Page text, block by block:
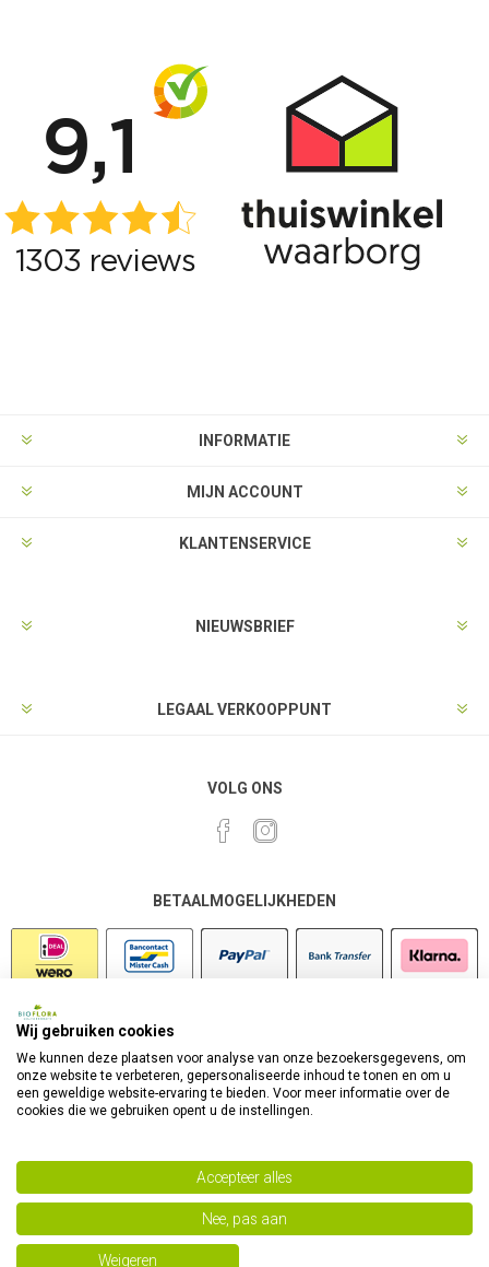
INFORMATIE
MIJN ACCOUNT
KLANTENSERVICE
NIEUWSBRIEF
LEGAAL VERKOOPPUNT
VOLG ONS
BETAALMOGELIJKHEDEN
Powered bynopCommerce
Copyright 2026 Bioflora Health Products. Alle rechten
Wij gebruiken cookies
We kunnen deze plaatsen voor analyse van onze bezoekersgegevens, om
onze website te verbeteren, gepersonaliseerde inhoud te tonen en om u
een geweldige website-ervaring te bieden. Voor meer informatie over de
cookies die we gebruiken opent u de instellingen.
Accepteer alles
Nee, pas aan
Weigeren